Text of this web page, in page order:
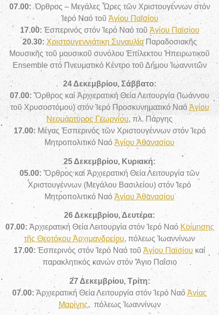
07.00:Όρθρος – Μεγάλες Ὧρες τῶν Χριστουγέννων στόν
Ἱερό Ναό τοῦ Ἁγίου Παϊσίου
17.00: Ἑσπερινός στόν Ἱερό Ναό τοῦ Ἁγίου Παϊσίου
20.30: Χριστουγεννιάτικη ΣυναυλίαΠαραδοσιακῆς
Μουσικῆς τοῦ μουσικοῦ συνόλου Ἐπίλεκτου Ἠπειρωτικοῦ
Ensemble στό Πνευματικό Κέντρο τοῦ Δήμου Ἰωαννιτῶν
24 Δεκεμβρίου, Σάββατο:
07.00: Ὄρθρος καί Ἀρχιερατική Θεία Λειτουργία (Ἰ ωάννου
τοῦ Χρυσοστόμου) στόν Ἱερό Προσκυνηματικό ΝαόἉγίου
Νεομάρτυρος Γεωργίου, πλ. Πάργης
17.00: Μέγας Ἑσπερινός τῶν Χριστουγέννων στόν Ἱερό
Μητροπολιτικό Ναό Ἁγίου Ἀθανασίου
25 Δεκεμβρίου, Κυριακή:
05.00: Ὄρθρος καί Ἀρχιερατική Θεία Λειτουργία τῶν
Χριστουγέννων(Μεγάλου Βασιλείου) στόν Ἱερό
Μητροπολιτικό Ναό Ἁγίου Ἀθανασίου
26 Δεκεμβρίου, Δευτέρα:
07.00: Ἀρχιερατική Θεία Λειτουργία στόν Ἱερό Ναό Κοίμησης
τῆς Θεοτόκου Ἀρχιμανδρείου, πόλεως Ἰωαννίνων
17.00: Ἑσπερινός στόν Ἱερό Ναό τοῦ Ἁγίου Παϊσίου καί
παρακλητικός κανών στόν Ἅγιο Παΐσιο
27 Δεκεμβρίου, Τρίτη:
07.00:Ἀρχιερατική Θεία Λειτουργία στόν Ἱερό Ναό Ἁγίας
Μαρίνης, πόλεως Ἰωαννίνων